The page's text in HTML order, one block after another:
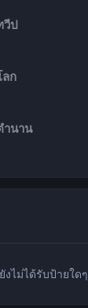
วีป
ก
ำนาน
ไม่ได้รับป้ายใดๆ